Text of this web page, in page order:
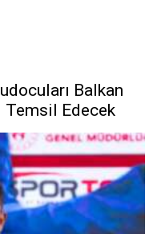
Balkan
Temsil Edecek